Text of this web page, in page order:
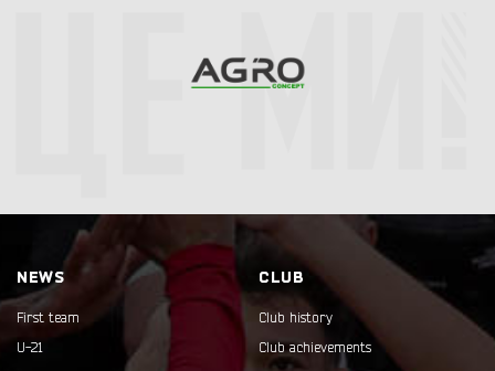
NEWS
First team
U-21
CLUB
Club history
Club achievements